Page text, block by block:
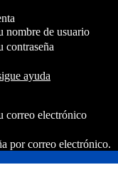
nombre de usuario
contraseña
ayuda
correo electrónico
por correo electrónico.